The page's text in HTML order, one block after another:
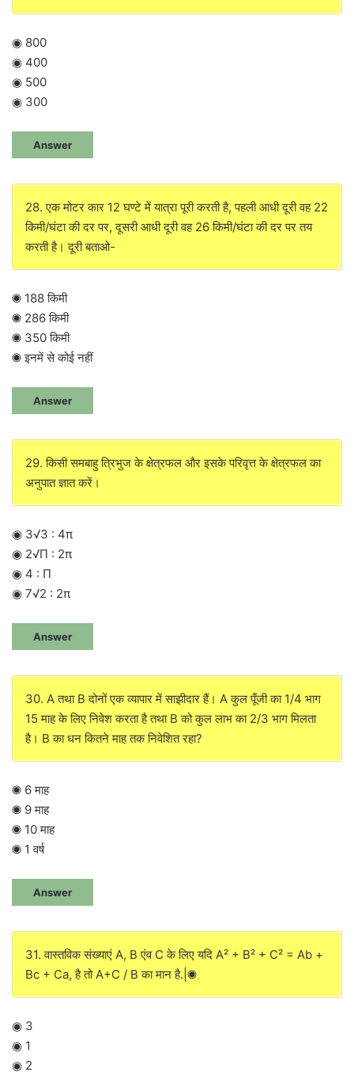
◉ 800
◉ 400
◉ 500
◉ 300
Answer
28. एक मोटर कार 12 घण्टे में यात्रा पूरी करती है, पहली आधी दूरी वह 22
किमी/घंटा की दर पर, दूसरी आधी दूरी वह 26 किमी/घंटा की दर पर तय
करती है। दूरी बताओ-
◉ 188 किमी
◉ 286 किमी
◉ 350 किमी
◉ इनमें से कोई नहीं
Answer
29. किसी समबाहु त्रिभुज के क्षेत्रफल और इसके परिवृत्त के क्षेत्रफल का
अनुपात ज्ञात करें।
◉ 3√3 : 4π
◉ 2√Π : 2π
◉ 4 : Π
◉ 7√2 : 2π
Answer
30. A तथा B दोनों एक व्यापार में साझीदार हैं। A कुल पूँजी का 1/4 भाग
15 माह के लिए निवेश करता है तथा B को कुल लाभ का 2/3 भाग मिलता
है। B का धन कितने माह तक निवेशित रहा?
◉ 6 माह
◉ 9 माह
◉ 10 माह
◉ 1 वर्ष
Answer
31. वास्तविक संख्याएं A, B एंव C के लिए यदि A² + B² + C² = Ab +
Bc + Ca, है तो A+C / B का मान है.|◉
◉ 3
◉ 1
◉ 2